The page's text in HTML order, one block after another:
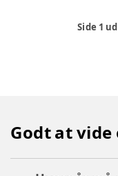
Side 1
Godt at